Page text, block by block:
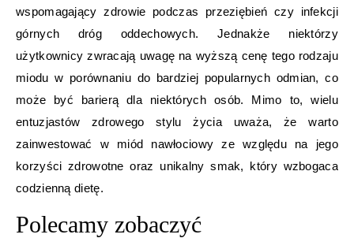
wspomagający zdrowie podczas przeziębień czy infekcji
górnych dróg oddechowych. Jednakże niektórzy
użytkownicy zwracają uwagę na wyższą cenę tego rodzaju
miodu w porównaniu do bardziej popularnych odmian, co
może być barierą dla niektórych osób. Mimo to, wielu
entuzjastów zdrowego stylu życia uważa, że warto
zainwestować w miód nawłociowy ze względu na jego
korzyści zdrowotne oraz unikalny smak, który wzbogaca
codzienną dietę.
Polecamy zobaczyć